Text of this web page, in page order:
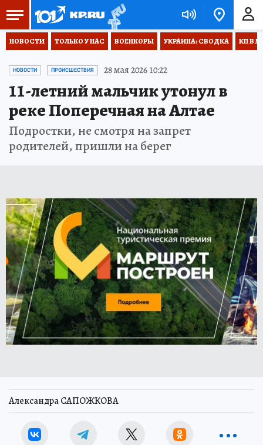
НОВОСТИ ТОЛЬКО У НАС ВОЕНКОРЫ УКРАИНА: СВОДКА КП В
НОВОСТИ ПРОИСШЕСТВИЯ 28 мая 2026 10:22
11-летний мальчик утонул в
реке Поперечная на Алтае
Подростки, не смотря на запрет
родителей, пришли на берег
Александра САПОЖКОВА